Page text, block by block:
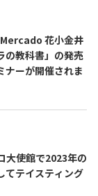
ルが飲める
大使館 SNS
花小金井
の教科書」の発売
ナーが開催されま
大使館で2023年の
てテイスティング